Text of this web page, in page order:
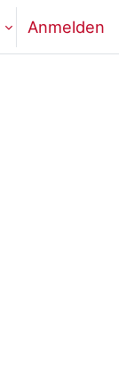
Anmelden